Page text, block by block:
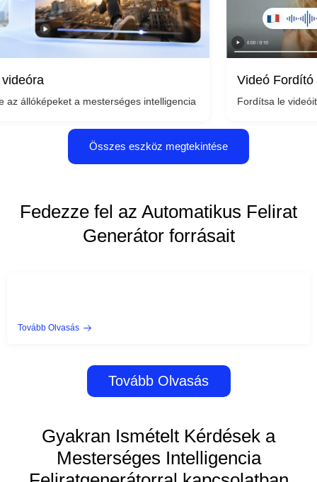
által generált videóvá alakíthat – nincs szükség kamera- vagy
a mesterséges intelligencia által vezérelt mozgással, és
Videó Fordító
Fordítsa le videóit több
Összes eszköz megtekintése
Fedezze fel az Automatikus Felirat
Generátor forrásait
Tovább Olvasás
Tovább Olvasás
Gyakran Ismételt Kérdések a
Mesterséges Intelligencia